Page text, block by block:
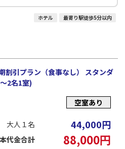
ホテル 最寄り駅徒歩5分以内
割引プラン（食事なし） スタンダ
2名1室)
空室あり
大人１名 44,000円
代金合計 88,000円